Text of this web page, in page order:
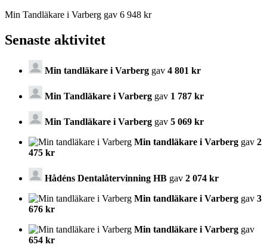
Min Tandläkare i Varberg gav 6 948 kr
Senaste aktivitet
Min tandläkare i Varberg gav 4 801 kr
Min Tandläkare i Varberg gav 1 787 kr
Min Tandläkare i Varberg gav 5 069 kr
Min tandläkare i Varberg gav 2
475 kr
Hådéns Dentalåtervinning HB gav 2 074 kr
Min tandläkare i Varberg gav 3
676 kr
Min tandläkare i Varberg gav
654 kr